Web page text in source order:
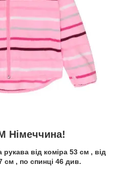
Німеччина!
від коміра 53 см , від
см , по спинці 46 див.